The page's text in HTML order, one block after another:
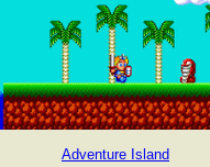
Adventure Island